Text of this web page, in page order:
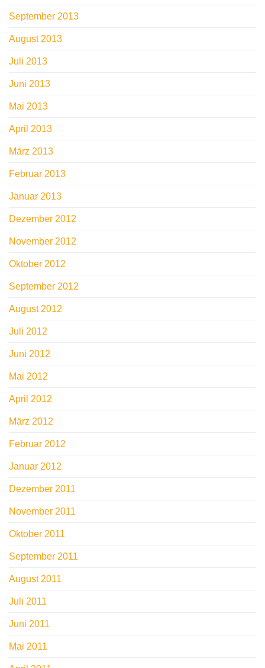
September 2013
August 2013
Juli 2013
Juni 2013
Mai 2013
April 2013
März 2013
Februar 2013
Januar 2013
Dezember 2012
November 2012
Oktober 2012
September 2012
August 2012
Juli 2012
Juni 2012
Mai 2012
April 2012
März 2012
Februar 2012
Januar 2012
Dezember 2011
November 2011
Oktober 2011
September 2011
August 2011
Juli 2011
Juni 2011
Mai 2011